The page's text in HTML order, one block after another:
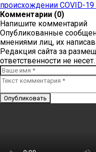
происхождении COVID-19
Комментарии (0)
Напишите комментарий
Опубликованные
мнениями лиц, их
Редакция сайта за
ответственности не несет.
Опубликовать